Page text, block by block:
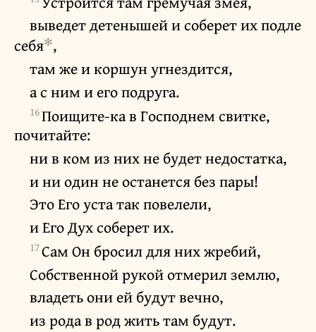
выведет детенышей и соберет их подле
себя✻,
там же и коршун угнездится,
а с ним и его подруга.
16Поищите-ка в Господнем свитке,
почитайте:
ни в ком из них не будет недостатка,
и ни один не останется без пары!
Это Его уста так повелели,
и Его Дух соберет их.
17Сам Он бросил для них жребий,
Собственной рукой отмерил землю,
владеть они ей будут вечно,
из рода в род жить там будут.